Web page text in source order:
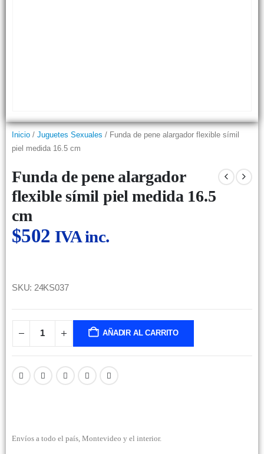
Inicio / Juguetes Sexuales / Funda de pene alargador flexible símil
piel medida 16.5 cm
Funda de pene alargador
flexible símil piel medida 16.5
cm
$502 IVA inc.
SKU: 24KS037
AÑADIR AL CARRITO
Envíos a todo el país, Montevideo y el interior.